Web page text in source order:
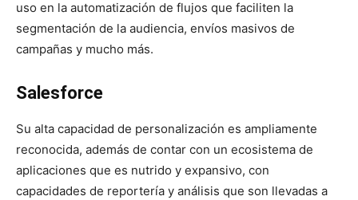
uso en la automatización de flujos que faciliten la
segmentación de la audiencia, envíos masivos de
campañas y mucho más.
Salesforce
Su alta capacidad de personalización es ampliamente
reconocida, además de contar con un ecosistema de
aplicaciones que es nutrido y expansivo, con
capacidades de reportería y análisis que son llevadas a